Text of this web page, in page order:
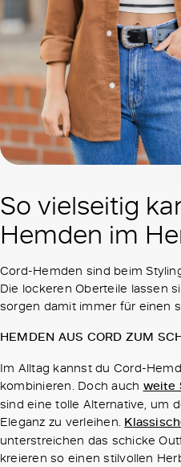
So vielseitig
Hemden im
Cord-Hemden sind beim
Die lockeren Oberteile lassen
sorgen damit immer für einen
HEMDEN AUS CORD ZUM
Im Alltag kannst du Cord-
kombinieren. Doch auch weite
sind eine tolle Alternative, um
Eleganz zu verleihen.
unterstreichen das schicke
kreieren so einen stilvollen